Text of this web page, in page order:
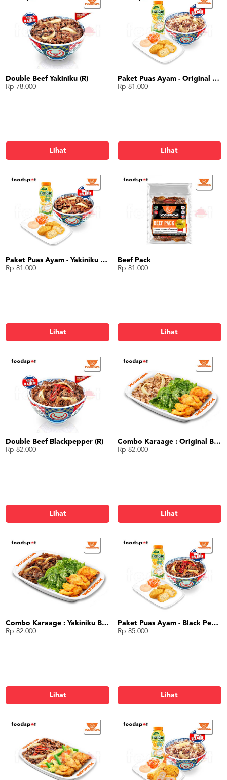
Double Beef Yakiniku (R)
Rp 78.000
Lihat
Paket Puas Ayam - Original Beef Paket Puas (R)
Rp 81.000
Lihat
Paket Puas Ayam - Yakiniku Beef Paket Puas (R)
Rp 81.000
Lihat
Beef Pack
Rp 81.000
Lihat
Double Beef Blackpepper (R)
Rp 82.000
Lihat
Combo Karaage : Original Beef + Karaage + Spinach
Rp 82.000
Lihat
Combo Karaage : Yakiniku Beef + Karaage + Spinach
Rp 82.000
Lihat
Paket Puas Ayam - Black Pepper Beef Paket Puas (R)
Rp 85.000
Lihat